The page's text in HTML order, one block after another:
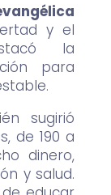
y el
la
para
sugirió
de 190 a
dinero,
y salud.